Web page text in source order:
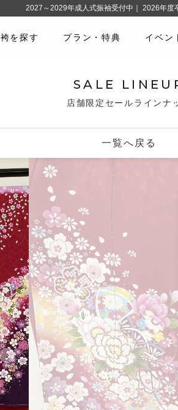
袴を探す プラン・特典 イベン
SALE
店舗限定セールラインナ
一覧へ戻る
2027～2029年成人式振袖受付中｜ 2026年度